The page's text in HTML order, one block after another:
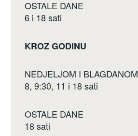
OSTALE DANE
6 i 18 sati
KROZ GODINU
NEDJELJOM I BLAGDANOM
8, 9:30, 11 i 18 sati
OSTALE DANE
18 sati